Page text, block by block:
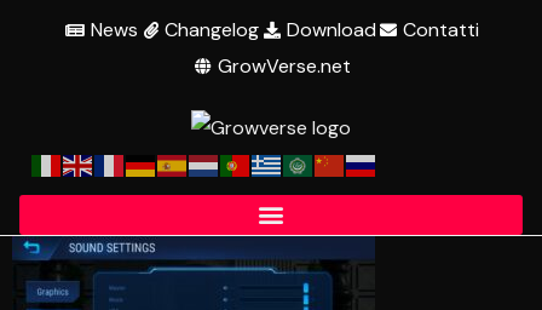
News Changelog Download
Contatti
GrowVerse.net